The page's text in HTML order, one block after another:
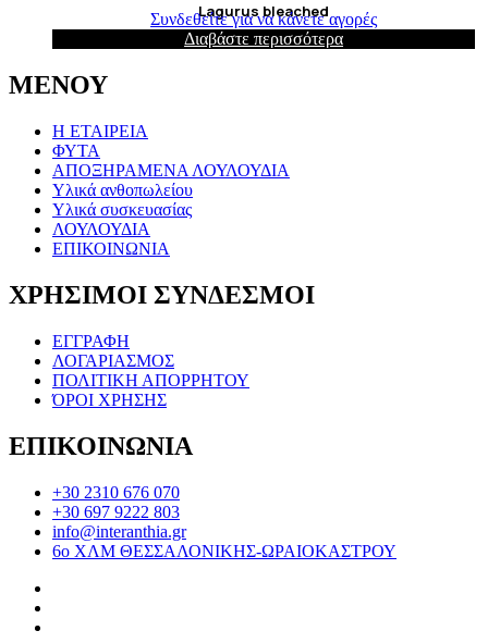
Lagurus bleached
Συνδεθείτε για να κάνετε αγορές
Διαβάστε περισσότερα
ΜΕΝΟΥ
Η ΕΤΑΙΡΕΙΑ
ΦΥΤΑ
ΑΠΟΞΗΡΑΜΕΝΑ ΛΟΥΛΟΥΔΙΑ
Υλικά ανθοπωλείου
Υλικά συσκευασίας
ΛΟΥΛΟΥΔΙΑ
ΕΠΙΚΟΙΝΩΝΙΑ
ΧΡΗΣΙΜΟΙ ΣΥΝΔΕΣΜΟΙ
ΕΓΓΡΑΦΗ
ΛΟΓΑΡΙΑΣΜΟΣ
ΠΟΛΙΤΙΚΗ ΑΠΟΡΡΗΤΟΥ
ΌΡΟΙ ΧΡΗΣΗΣ
ΕΠΙΚΟΙΝΩΝΙΑ
+30 2310 676 070
+30 697 9222 803
info@interanthia.gr
6ο ΧΛΜ ΘΕΣΣΑΛΟΝΙΚΗΣ-ΩΡΑΙΟΚΑΣΤΡΟΥ